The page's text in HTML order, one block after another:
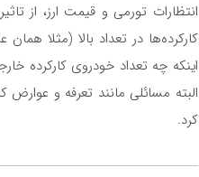
انتظارات تورمی و قیمت ارز، از
اینکه چه تعداد خودروی کارکرده
البته مسائلی مانند تعرفه و عوارض
کرد.